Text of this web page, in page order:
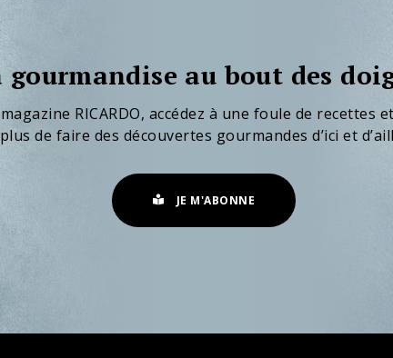
gourmandise au bout des
RICARDO, accédez à une foule de recettes
de faire des découvertes gourmandes d’ici et
JE M'ABONNE